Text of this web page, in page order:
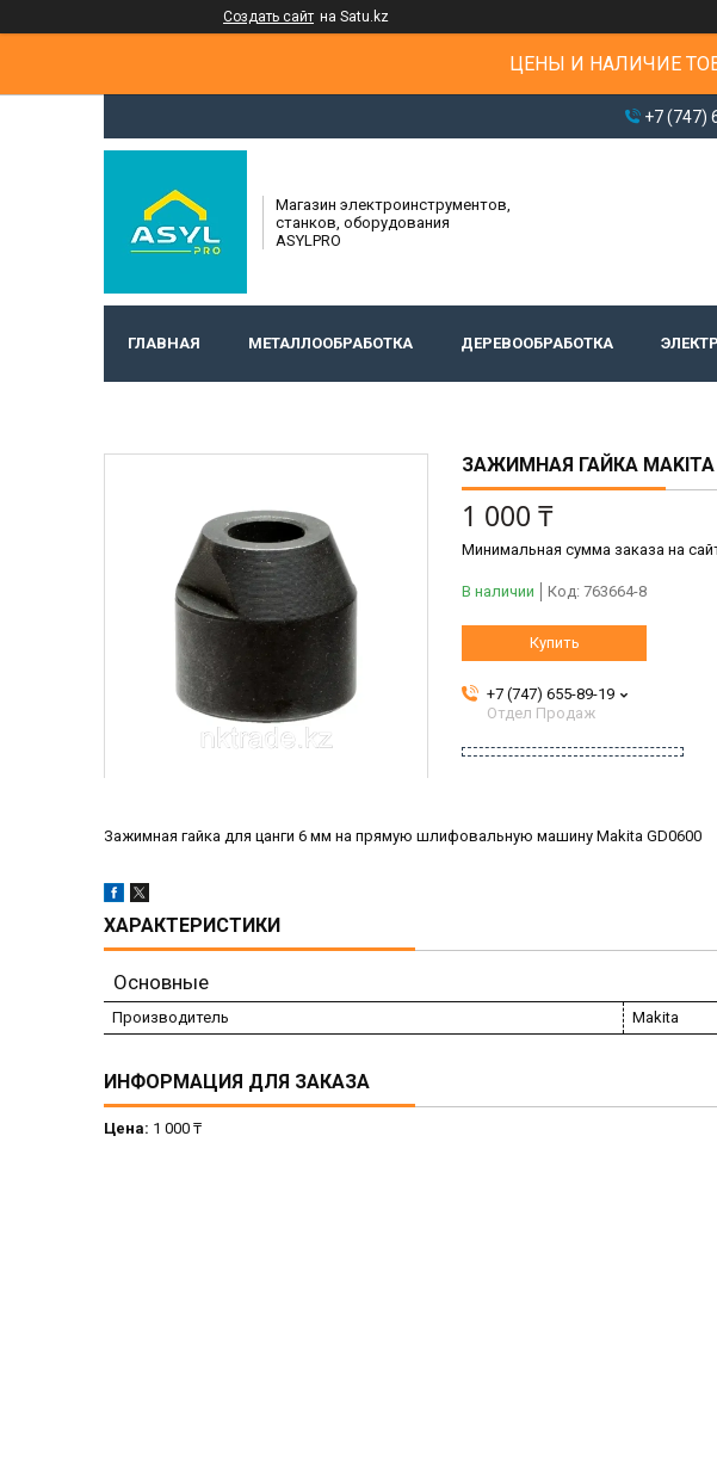
Создать сайт на Satu.kz
ЦЕНЫ И НАЛИЧИЕ
+7 (747)
Магазин электроинструментов,
станков, оборудования
ASYLPRO
ГЛАВНАЯ МЕТАЛЛООБРАБОТКА ДЕРЕВООБРАБОТКА
ЗАЖИМНАЯ ГАЙКА MAKITA
1 000 ₸
Минимальная сумма заказа на
В наличии Код: 763664-8
Купить
+7 (747) 655-89-19
Отдел Продаж
Зажимная гайка для цанги 6 мм на прямую шлифовальную машину Makita GD0600
ХАРАКТЕРИСТИКИ
Основные
Производитель Makita
ИНФОРМАЦИЯ ДЛЯ ЗАКАЗА
Цена: 1 000 ₸